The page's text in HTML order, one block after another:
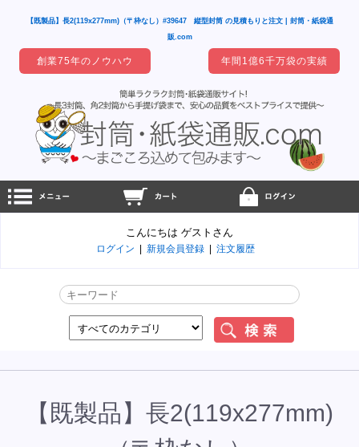
【既製品】長2(119x277mm)（〒枠なし）#39647 縦型封筒 の見積もりと注文 | 封筒・紙袋通
販.com
創業75年のノウハウ 年間1億6千万袋の実績
こんにちは ゲストさん
ログイン 新規会員登録 注文履歴
【既製品】長2(119x277mm)